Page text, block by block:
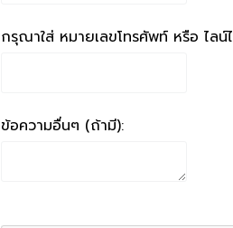
กรุณาใส่ หมายเลขโทรศัพท์ หรือ ไลน์
ข้อความอื่นๆ (ถ้ามี):